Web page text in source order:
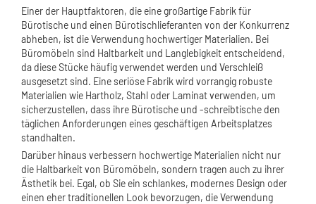
Einer der Hauptfaktoren, die eine großartige Fabrik für
Bürotische und einen Bürotischlieferanten von der Konkurrenz
abheben, ist die Verwendung hochwertiger Materialien. Bei
Büromöbeln sind Haltbarkeit und Langlebigkeit entscheidend,
da diese Stücke häufig verwendet werden und Verschleiß
ausgesetzt sind. Eine seriöse Fabrik wird vorrangig robuste
Materialien wie Hartholz, Stahl oder Laminat verwenden, um
sicherzustellen, dass ihre Bürotische und -schreibtische den
täglichen Anforderungen eines geschäftigen Arbeitsplatzes
standhalten.
Darüber hinaus verbessern hochwertige Materialien nicht nur
die Haltbarkeit von Büromöbeln, sondern tragen auch zu ihrer
Ästhetik bei. Egal, ob Sie ein schlankes, modernes Design oder
einen eher traditionellen Look bevorzugen, die Verwendung